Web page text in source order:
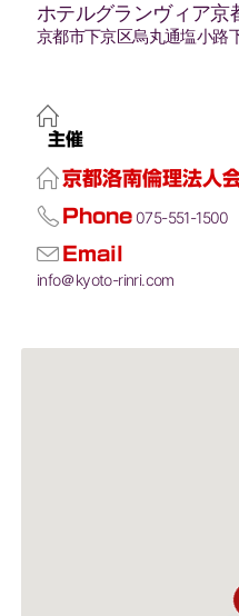
ホテルグランヴィア京
京都市下京区烏丸通塩小路
主催
京都洛南倫理法人
Phone 075-551-1500
Email
info＠kyoto-rinri.com